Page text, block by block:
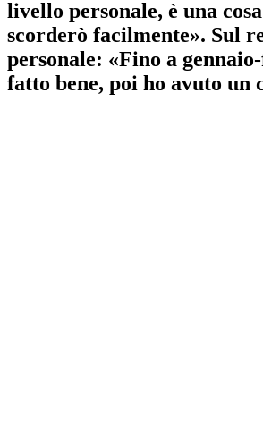
livello personale, è una
scorderò facilmente». Sul
personale: «Fino a
fatto bene, poi ho avuto un